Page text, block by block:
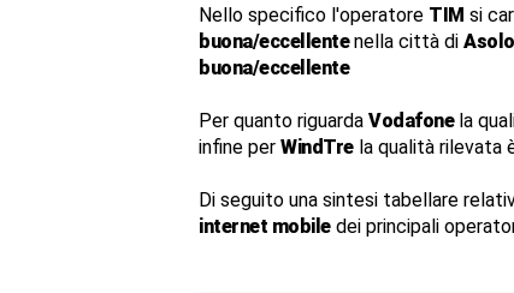
Nello specifico l'operatore TIM si
buona/eccellentenella città di Asolo
buona/eccellente
Per quanto riguarda Vodafonela
infine per WindTrela qualità rilevata
Di seguito una sintesi tabellare
internet mobiledei principali